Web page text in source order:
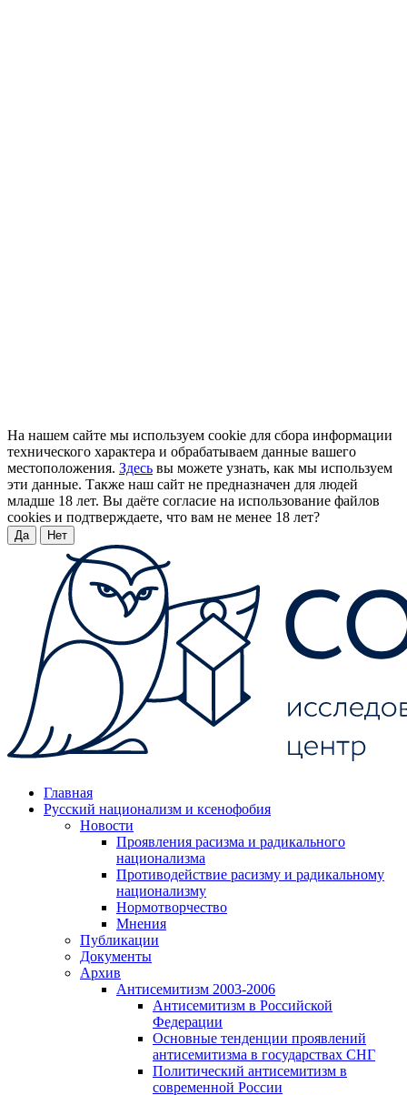
На нашем сайте мы используем cookie для сбора информации
технического характера и обрабатываем данные вашего
местоположения. Здесь вы можете узнать, как мы используем
эти данные. Также наш сайт не предназначен для людей
младше 18 лет. Вы даёте согласие на использование файлов
cookies и подтверждаете, что вам не менее 18 лет?
Да Нет
Главная
Русский национализм и ксенофобия
Новости
Проявления расизма и радикального
национализма
Противодействие расизму и радикальному
национализму
Нормотворчество
Мнения
Публикации
Документы
Архив
Антисемитизм 2003-2006
Антисемитизм в Российской
Федерации
Основные тенденции проявлений
антисемитизма в государствах СНГ
Политический антисемитизм в
современной России